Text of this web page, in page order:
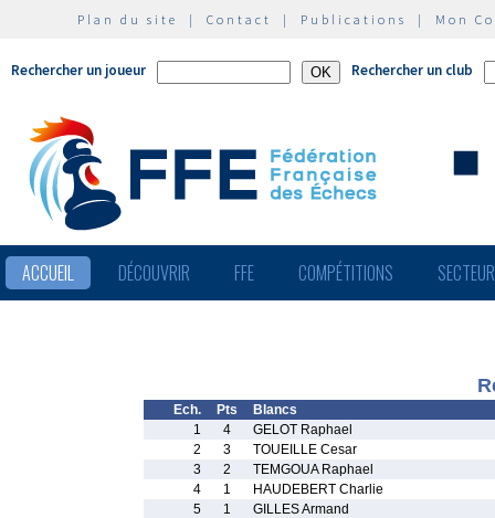
Plan du site | Contact | Publications | Mon
Rechercher un joueur Rechercher un club
ACCUEIL DÉCOUVRIR FFE COMPÉTITIONS
Ech. Pts
Blancs
1
4
GELOT Raphael
2
3
TOUEILLE Cesar
3
2
TEMGOUA Raphael
4
1
HAUDEBERT Charlie
5
1 GILLES Armand